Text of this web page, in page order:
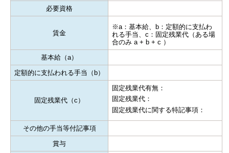
必要資格
賃金
※a：基本給、b：定額的に支払わ
れる手当、c：固定残業代（ある場
合のみ a + b + c ）
基本給（a）
定額的に支払われる手当（b）
固定残業代（c）
固定残業代有無：
固定残業代：
固定残業代に関する特記事項：
その他の手当等付記事項
賞与